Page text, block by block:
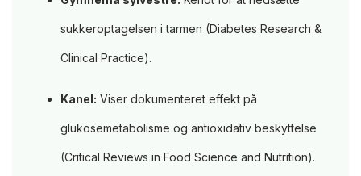
sukkeroptagelsen i tarmen (Diabetes Research &
Clinical Practice).
Kanel: Viser dokumenteret effekt på
glukosemetabolisme og antioxidativ beskyttelse
(Critical Reviews in Food Science and Nutrition).